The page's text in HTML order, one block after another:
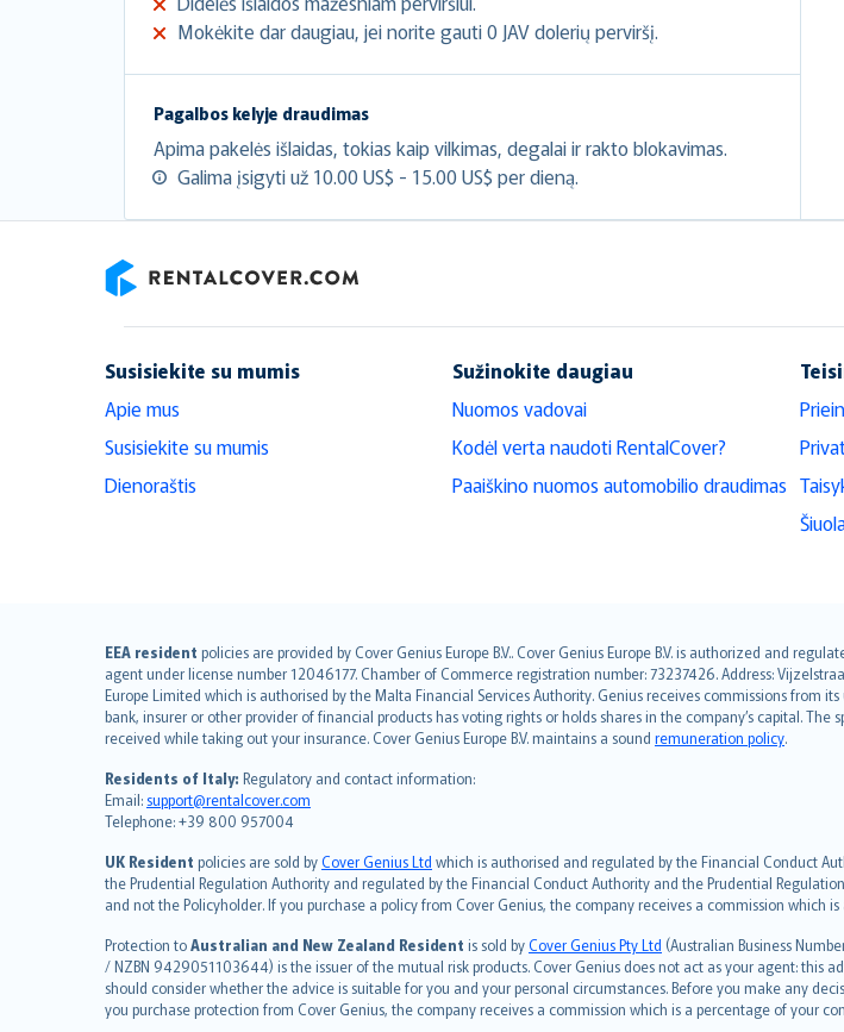
Mokėkite dar daugiau, jei norite gauti 0 JAV dolerių perviršį.
Pagalbos kelyje draudimas
Apima pakelės išlaidas, tokias kaip vilkimas, degalai ir rakto blokavimas.
Galima įsigyti už 10.00 US$ - 15.00 US$ per dieną.
Susisiekite su mumis
Apie mus
Susisiekite su mumis
Dienoraštis
Sužinokite daugiau
Nuomos vadovai
Kodėl verta naudoti RentalCover?
Paaiškino nuomos automobilio draudimas
EEA resident policies are provided by Cover Genius Europe B.V.. Cover Genius Europe B.V. is authorized and
agent under license number 12046177. Chamber of Commerce registration number: 73237426. Address:
Europe Limited which is authorised by the Malta Financial Services Authority. Genius receives commissions from
bank, insurer or other provider of financial products has voting rights or holds shares in the company’s capital.
received while taking out your insurance. Cover Genius Europe B.V. maintains a sound remuneration policy.
Residents of Italy: Regulatory and contact information:
Email: support@rentalcover.com
Telephone: +39 800 957004
UK Resident policies are sold byCover Genius Ltd which is authorised and regulated by the Financial Conduct
the Prudential Regulation Authority and regulated by the Financial Conduct Authority and the Prudential
and not the Policyholder. If you purchase a policy from Cover Genius, the company receives a commission which
Protection toAustralian and New Zealand Resident is sold byCover Genius Pty Ltd (Australian Business
/ NZBN 9429051103644) is the issuer of the mutual risk products. Cover Genius does not act as your agent: this
should consider whether the advice is suitable for you and your personal circumstances. Before you make any
you purchase protection from Cover Genius, the company receives a commission which is a percentage of your
English (UK)
English (US)
Deutsch
français
Nederlands
español
italiano
简体中文
繁體中文
Português
polski
עברית
Português
svenska